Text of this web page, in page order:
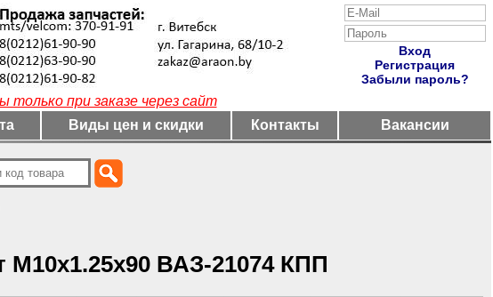
Вход
Регистрация
Забыли пароль?
при заказе через сайт
Виды цен и скидки Контакты Вакансии
М10х1.25х90 ВАЗ-21074 КПП